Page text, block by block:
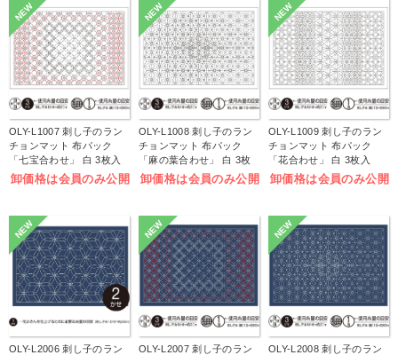
NEW
OLY-L1007 刺し子のラン
チョンマット 布パック
「七宝合わせ」 白 3枚入
(袋)
卸価格は会員のみ公開
NEW
OLY-L1008 刺し子のラン
チョンマット 布パック
「麻の葉合わせ」 白 3枚
入 (袋)
卸価格は会員のみ公開
NEW
OLY-L1009 刺し子のラン
チョンマット 布パック
「花合わせ」 白 3枚入
(袋)
卸価格は会員のみ公開
NEW
OLY-L2006 刺し子のラン
NEW
OLY-L2007 刺し子のラン
NEW
OLY-L2008 刺し子のラン